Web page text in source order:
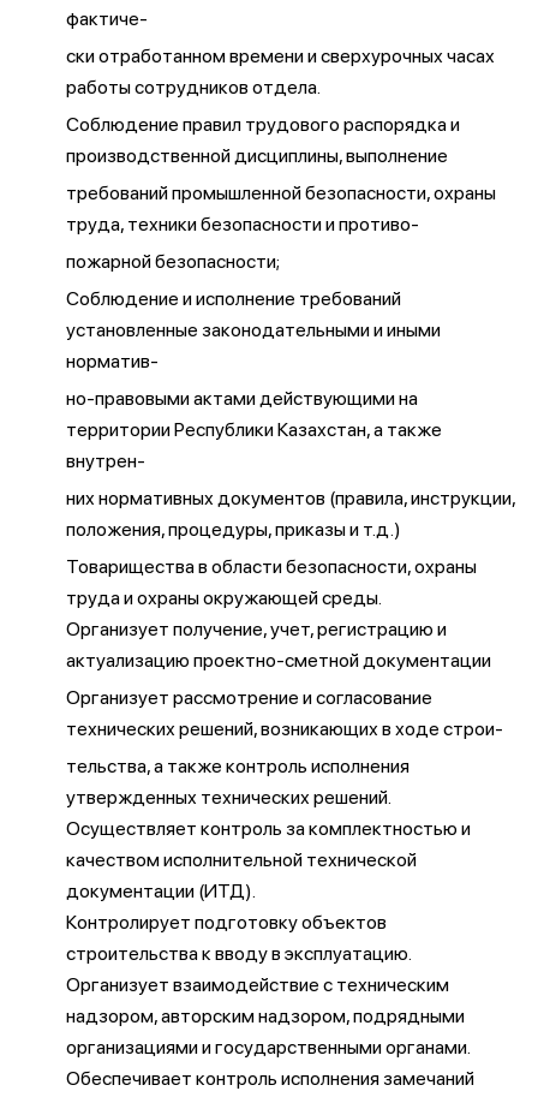
фактиче-
ски отработанном времени и сверхурочных часах
работы сотрудников отдела.
Соблюдение правил трудового распорядка и
производственной дисциплины, выполнение
требований промышленной безопасности, охраны
труда, техники безопасности и противо-
пожарной безопасности;
Соблюдение и исполнение требований
установленные законодательными и иными
норматив-
но-правовыми актами действующими на
территории Республики Казахстан, а также
внутрен-
них нормативных документов (правила, инструкции,
положения, процедуры, приказы и т.д.)
Товарищества в области безопасности, охраны
труда и охраны окружающей среды.
Организует получение, учет, регистрацию и
актуализацию проектно-сметной документации
Организует рассмотрение и согласование
технических решений, возникающих в ходе строи-
тельства, а также контроль исполнения
утвержденных технических решений.
Осуществляет контроль за комплектностью и
качеством исполнительной технической
документации (ИТД).
Контролирует подготовку объектов
строительства к вводу в эксплуатацию.
Организует взаимодействие с техническим
надзором, авторским надзором, подрядными
организациями и государственными органами.
Обеспечивает контроль исполнения замечаний